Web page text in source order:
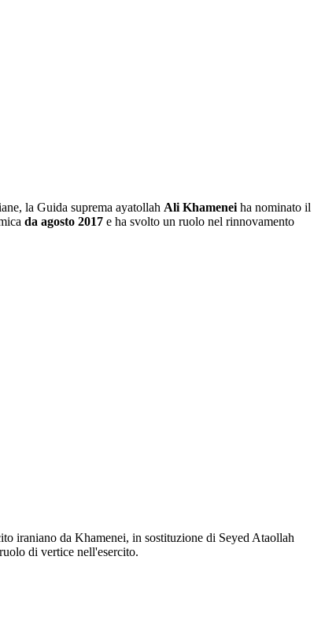
la Guida suprema ayatollah Ali Khamenei ha nominato il
da agosto 2017 e ha svolto un ruolo nel rinnovamento
iraniano da Khamenei, in sostituzione di Seyed Ataollah
di vertice nell'esercito.